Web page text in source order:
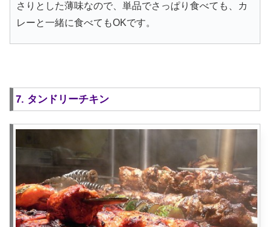
さりとした薄味なので、単品でさっぱり食べても、カ
レーと一緒に食べてもOKです。
7. タンドリーチキン